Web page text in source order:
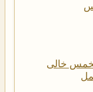
خالى